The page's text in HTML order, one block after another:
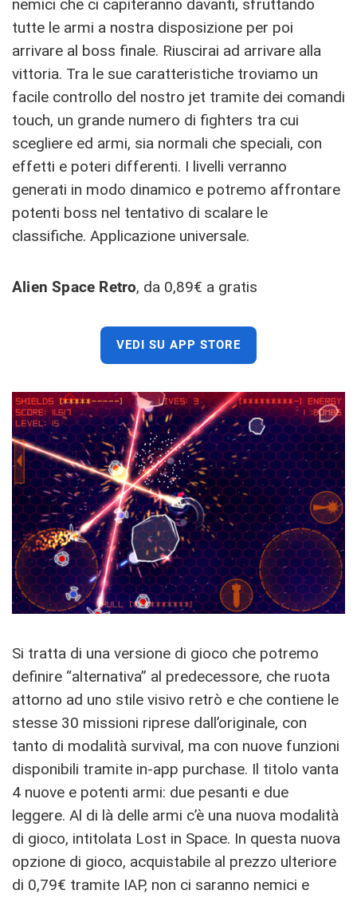
nemici che ci capiteranno davanti, sfruttando
tutte le armi a nostra disposizione per poi
arrivare al boss finale. Riuscirai ad arrivare alla
vittoria. Tra le sue caratteristiche troviamo un
facile controllo del nostro jet tramite dei comandi
touch, un grande numero di fighters tra cui
scegliere ed armi, sia normali che speciali, con
effetti e poteri differenti. I livelli verranno
generati in modo dinamico e potremo affrontare
potenti boss nel tentativo di scalare le
classifiche. Applicazione universale.
Alien Space Retro, da 0,89€ a gratis
VEDI SU APP STORE
Si tratta di una versione di gioco che potremo
definire “alternativa” al predecessore, che ruota
attorno ad uno stile visivo retrò e che contiene le
stesse 30 missioni riprese dall’originale, con
tanto di modalità survival, ma con nuove funzioni
disponibili tramite in-app purchase. Il titolo vanta
4 nuove e potenti armi: due pesanti e due
leggere. Al di là delle armi c’è una nuova modalità
di gioco, intitolata Lost in Space. In questa nuova
opzione di gioco, acquistabile al prezzo ulteriore
di 0,79€ tramite IAP, non ci saranno nemici e